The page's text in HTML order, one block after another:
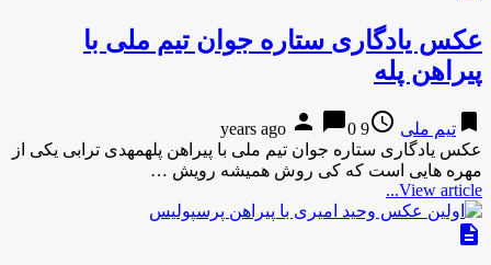
عکس یادگاری ستاره جوان تیم ملی با
پیراهن پله
bookmark تیم ملی access_time
9 years ago
person chat_bubble0
عکس یادگاری ستاره جوان تیم ملی با پیراهن پلهمهدی ترابی یکی از
مهره هایی است که کی روش همیشه رویش …
View article...
description